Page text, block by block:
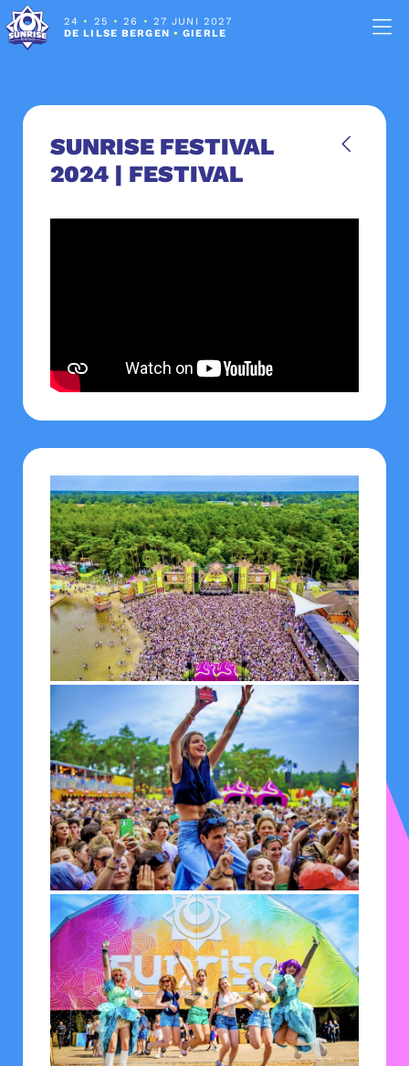
24 • 25 • 26 • 27 JUNI 2027
DE LILSE BERGEN • GIERLE
SUNRISE FESTIVAL
2024 | FESTIVAL